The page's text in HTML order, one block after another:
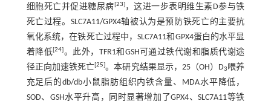
细胞死亡并促进糖尿病[23]，这进一步表明维生素D参与铁
死亡过程。SLC7A11/GPX4轴被认为是预防铁死亡的主要抗
氧化系统，在铁死亡过程中，SLC7A11和GPX4蛋白的水平显
着降低[24]。此外，TFR1和GSH可通过铁代谢和脂质代谢途
径正向加速铁死亡[25]。本研究结果显示，25（OH）D3喂养
充足后的db/db小鼠脂肪组织内铁含量、MDA水平降低，
SOD、GSH水平升高，同时显著增加了GPX4、SLC7A11等铁